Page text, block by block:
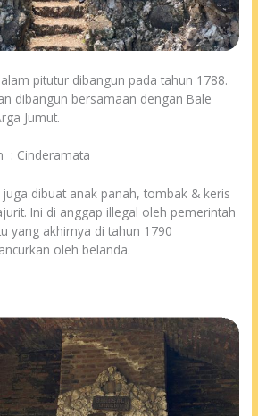
pitutur dibangun pada tahun 1788.
dibangun bersamaan dengan Bale
Jumut.
: Cinderamata
dibuat anak panah, tombak & keris
Ini di anggap illegal oleh pemerintah
yang akhirnya di tahun 1790
oleh belanda.